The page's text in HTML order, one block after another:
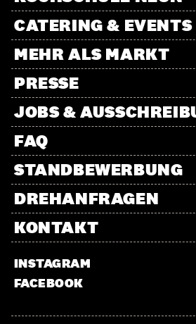
CATERING & EVENTS
MEHR ALS MARKT
PRESSE
JOBS &
FAQ
STANDBEWERBUNG
DREHANFRAGEN
KONTAKT
INSTAGRAM
FACEBOOK